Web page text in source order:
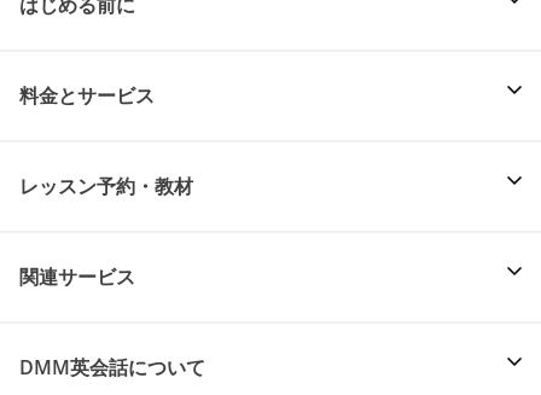
料金とサービス
レッスン予約・教材
関連サービス
DMM英会話について